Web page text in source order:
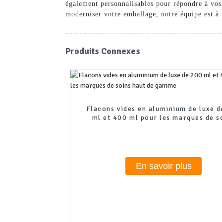
également personnalisables pour répondre à
moderniser votre emballage, notre équipe est
Produits Connexes
Flacons vides en aluminium de luxe
ml et 400 ml pour les marques de
En savoir plus